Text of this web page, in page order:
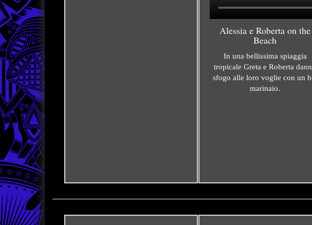
Alessia e Roberta on the
Beach
In una bellissima spiaggia
tropicale Greta e Roberta
sfogo alle loro voglie con un
marinaio.